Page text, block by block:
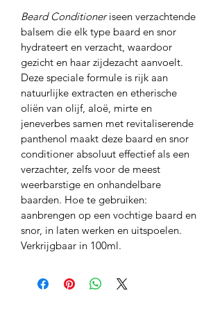
Beard Conditioner iseen verzachtende
balsem die elk type baard en snor
hydrateert en verzacht, waardoor
gezicht en haar zijdezacht aanvoelt.
Deze speciale formule is rijk aan
natuurlijke extracten en etherische
oliën van olijf, aloë, mirte en
jeneverbes samen met revitaliserende
panthenol maakt deze baard en snor
conditioner absoluut effectief als een
verzachter, zelfs voor de meest
weerbarstige en onhandelbare
baarden. Hoe te gebruiken:
aanbrengen op een vochtige baard en
snor, in laten werken en uitspoelen.
Verkrijgbaar in 100ml.